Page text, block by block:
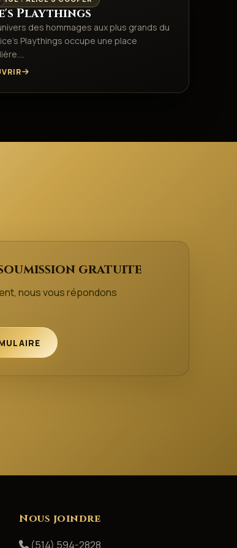
Playthings
des hommages aux plus grands du
Playthings occupe une place
gratuite
nous vous répondons
Nous joindre
(514) 594-2828